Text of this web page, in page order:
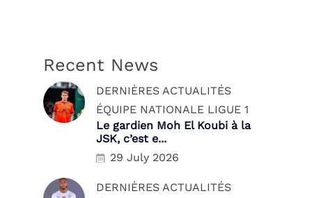
Recent News
DERNIÈRES ACTUALITÉS
ÉQUIPE NATIONALE LIGUE 1
Le gardien Moh El Koubi à la
JSK, c’est e...
29 July 2026
DERNIÈRES ACTUALITÉS